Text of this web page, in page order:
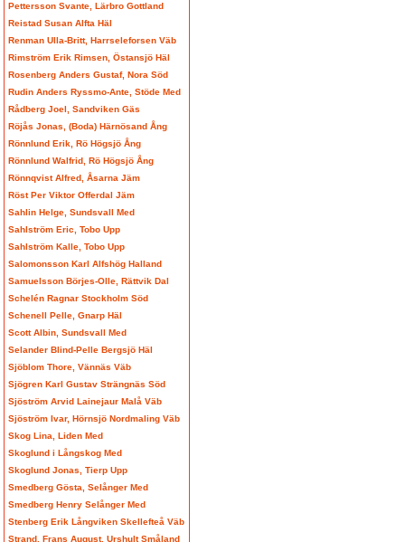
Pettersson Svante, Lärbro Gottland
Reistad Susan Alfta Häl
Renman Ulla-Britt, Harrseleforsen Väb
Rimström Erik Rimsen, Östansjö Häl
Rosenberg Anders Gustaf, Nora Söd
Rudin Anders Ryssmo-Ante, Stöde Med
Rådberg Joel, Sandviken Gäs
Röjås Jonas, (Boda) Härnösand Ång
Rönnlund Erik, Rö Högsjö Ång
Rönnlund Walfrid, Rö Högsjö Ång
Rönnqvist Alfred, Åsarna Jäm
Röst Per Viktor Offerdal Jäm
Sahlin Helge, Sundsvall Med
Sahlström Eric, Tobo Upp
Sahlström Kalle, Tobo Upp
Salomonsson Karl Alfshög Halland
Samuelsson Börjes-Olle, Rättvik Dal
Schelén Ragnar Stockholm Söd
Schenell Pelle, Gnarp Häl
Scott Albin, Sundsvall Med
Selander Blind-Pelle Bergsjö Häl
Sjöblom Thore, Vännäs Väb
Sjögren Karl Gustav Strängnäs Söd
Sjöström Arvid Lainejaur Malå Väb
Sjöström Ivar, Hörnsjö Nordmaling Väb
Skog Lina, Liden Med
Skoglund i Långskog Med
Skoglund Jonas, Tierp Upp
Smedberg Gösta, Selånger Med
Smedberg Henry Selånger Med
Stenberg Erik Långviken Skellefteå Väb
Strand, Frans August, Urshult Småland